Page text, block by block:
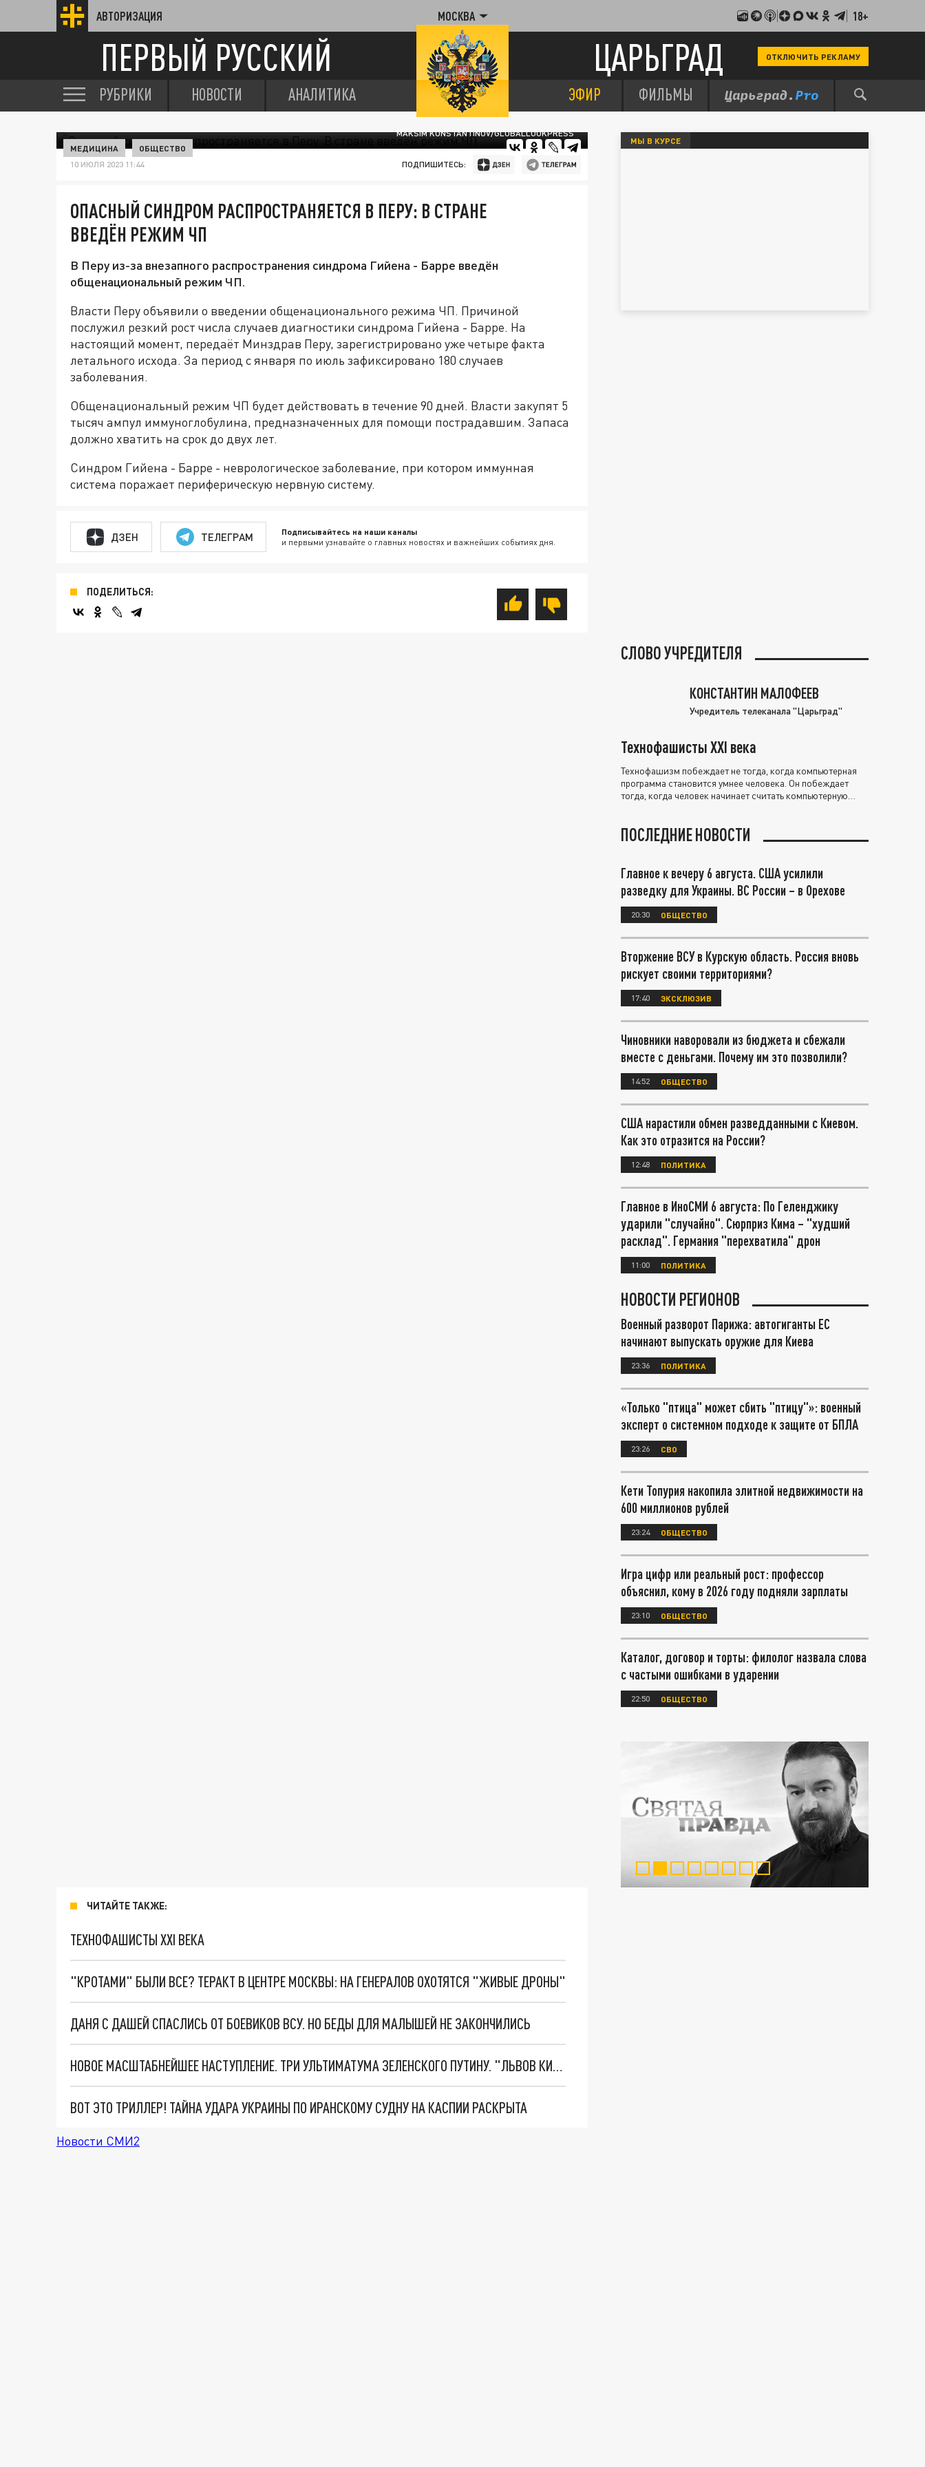
АВТОРИЗАЦИЯ МОСКВА 18+
ПЕРВЫЙ РУССКИЙ ЦАРЬГРАД ОТКЛЮЧИТЬ РЕКЛАМУ
РУБРИКИ НОВОСТИ АНАЛИТИКА ЭФИР ФИЛЬМЫ
MAKSIM KONSTANTINOV/GLOBALLOOKPRESS
МЕДИЦИНА ОБЩЕСТВО
10 ИЮЛЯ 2023 11:44 ПОДПИШИТЕСЬ:
ОПАСНЫЙ СИНДРОМ РАСПРОСТРАНЯЕТСЯ В ПЕРУ: В СТРАНЕ
ВВЕДЁН РЕЖИМ ЧП
В Перу из-за внезапного распространения синдрома Гийена - Барре введён
общенациональный режим ЧП.
Власти Перу объявили о введении общенационального режима ЧП. Причиной
послужил резкий рост числа случаев диагностики синдрома Гийена - Барре. На
настоящий момент, передаёт Минздрав Перу, зарегистрировано уже четыре факта
летального исхода. За период с января по июль зафиксировано 180 случаев
заболевания.
Общенациональный режим ЧП будет действовать в течение 90 дней. Власти закупят 5
тысяч ампул иммуноглобулина, предназначенных для помощи пострадавшим. Запаса
должно хватить на срок до двух лет.
Синдром Гийена - Барре - неврологическое заболевание, при котором иммунная
система поражает периферическую нервную систему.
ДЗЕН ТЕЛЕГРАМ Подписывайтесь на наши каналы
и первыми узнавайте о главных новостях и важнейших событиях дня.
ПОДЕЛИТЬСЯ:
ЧИТАЙТЕ ТАКЖЕ:
ТЕХНОФАШИСТЫ XXI ВЕКА
"КРОТАМИ" БЫЛИ ВСЕ? ТЕРАКТ В ЦЕНТРЕ МОСКВЫ: НА ГЕНЕРАЛОВ ОХОТЯТСЯ "ЖИВЫЕ ДРОНЫ"
ДАНЯ С ДАШЕЙ СПАСЛИСЬ ОТ БОЕВИКОВ ВСУ. НО БЕДЫ ДЛЯ МАЛЫШЕЙ НЕ ЗАКОНЧИЛИСЬ
НОВОЕ МАСШТАБНЕЙШЕЕ НАСТУПЛЕНИЕ. ТРИ УЛЬТИМАТУМА ЗЕЛЕНСКОГО ПУТИНУ. "ЛЬВОВ КИМА" ПОСТАВЯТ НА ПВО? ГЛОБАЛЬНЫЙ ПРОРЫВ ПОД ЗАПОРОЖЬЕМ
ВОТ ЭТО ТРИЛЛЕР! ТАЙНА УДАРА УКРАИНЫ ПО ИРАНСКОМУ СУДНУ НА КАСПИИ РАСКРЫТА
Новости СМИ2
МЫ В КУРСЕ
СЛОВО УЧРЕДИТЕЛЯ
КОНСТАНТИН МАЛОФЕЕВ
Учредитель телеканала "Царьград"
Технофашисты XXI века
Технофашизм побеждает не тогда, когда компьютерная
программа становится умнее человека. Он побеждает
тогда, когда человек начинает считать компьютерную
ПОСЛЕДНИЕ НОВОСТИ
Главное к вечеру 6 августа. США усилили
разведку для Украины. ВС России – в Орехове
20:30 ОБЩЕСТВО
Вторжение ВСУ в Курскую область. Россия вновь
рискует своими территориями?
17:40 ЭКСКЛЮЗИВ
Чиновники наворовали из бюджета и сбежали
вместе с деньгами. Почему им это позволили?
14:52 ОБЩЕСТВО
США нарастили обмен разведданными с Киевом.
Как это отразится на России?
12:48 ПОЛИТИКА
Главное в ИноСМИ 6 августа: По Геленджику
ударили "случайно". Сюрприз Кима – "худший
расклад". Германия "перехватила" дрон
11:00 ПОЛИТИКА
НОВОСТИ РЕГИОНОВ
Военный разворот Парижа: автогиганты ЕС
начинают выпускать оружие для Киева
23:36 ПОЛИТИКА
«Только "птица" может сбить "птицу"»: военный
эксперт о системном подходе к защите от БПЛА
23:26 СВО
Кети Топурия накопила элитной недвижимости на
600 миллионов рублей
23:24 ОБЩЕСТВО
Игра цифр или реальный рост: профессор
объяснил, кому в 2026 году подняли зарплаты
23:10 ОБЩЕСТВО
Каталог, договор и торты: филолог назвала слова
с частыми ошибками в ударении
22:50 ОБЩЕСТВО